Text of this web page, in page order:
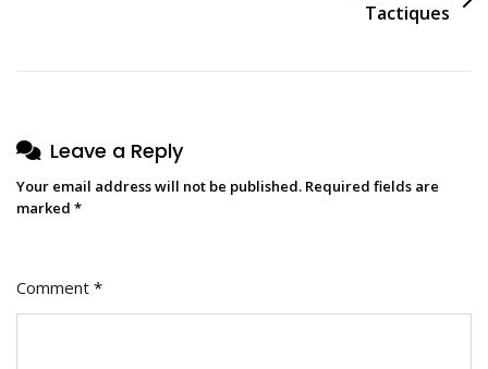
Tactiques
Leave a Reply
Your email address will not be published. Required fields are
marked *
Comment *